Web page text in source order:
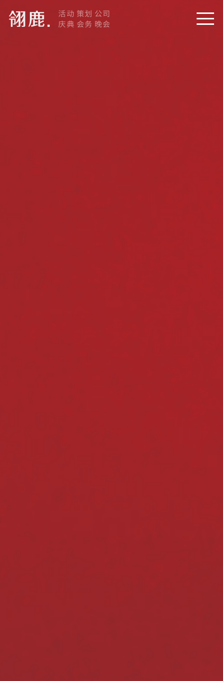
活动 策划 公司
庆典 会务 晚会